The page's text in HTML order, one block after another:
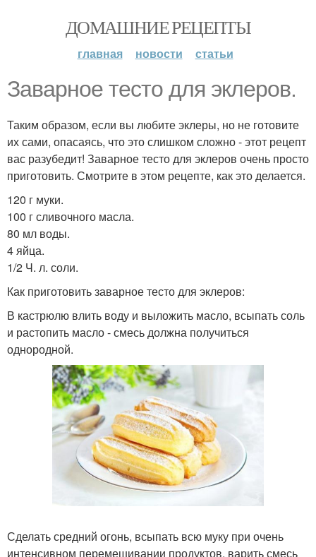
ДОМАШНИЕ РЕЦЕПТЫ
главная новости статьи
Заварное тесто для эклеров.
Таким образом, если вы любите эклеры, но не готовите
их сами, опасаясь, что это слишком сложно - этот рецепт
вас разубедит! Заварное тесто для эклеров очень просто
приготовить. Смотрите в этом рецепте, как это делается.
120 г муки.
100 г сливочного масла.
80 мл воды.
4 яйца.
1/2 Ч. л. соли.
Как приготовить заварное тесто для эклеров:
В кастрюлю влить воду и выложить масло, всыпать соль
и растопить масло - смесь должна получиться
однородной.
Сделать средний огонь, всыпать всю муку при очень
интенсивном перемешивании продуктов, варить смесь